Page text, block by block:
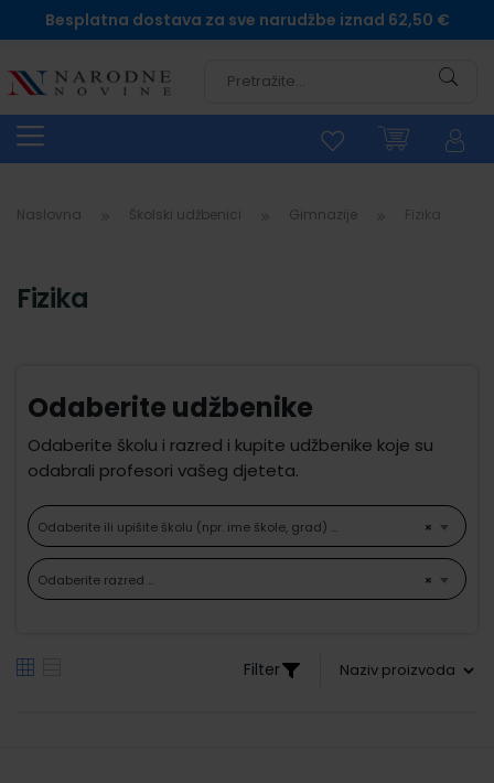
Besplatna dostava za sve narudžbe iznad 62,50 €
Naslovna Školski udžbenici Gimnazije
Fizika
Odaberite udžbenike
Odaberite školu i razred i kupite udžbenike koje su
odabrali profesori vašeg djeteta.
×
Odaberite ili upišite školu (npr. ime škole, grad) ...
×
Odaberite razred ...
Filter